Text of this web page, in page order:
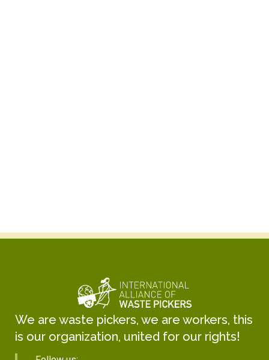
We are waste pickers, we are workers, this
is our organization, united for our rights!